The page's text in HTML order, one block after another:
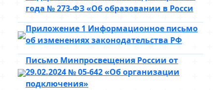
года № 273-ФЗ «Об образовании в Росси
Приложение 1 Информационное письмо
об изменениях законодательства РФ
Письмо Минпросвещения России от
29.02.2024 № 05-642 «Об организации
подключения»